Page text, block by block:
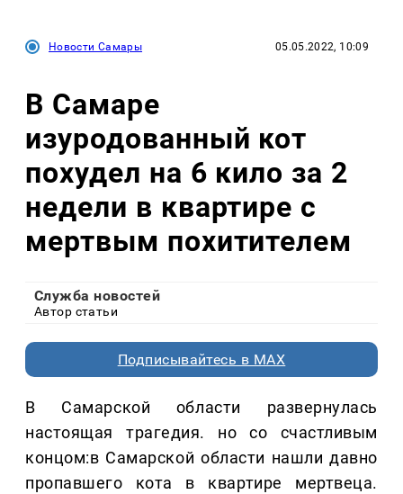
Новости Самары 05.05.2022, 10:09
В Самаре
изуродованный кот
похудел на 6 кило за 2
недели в квартире с
мертвым похитителем
Служба новостей
Автор статьи
Подписывайтесь в MAX
В Самарской области развернулась
настоящая трагедия. но со счастливым
концом:в Самарской области нашли давно
пропавшего кота в квартире мертвеца.